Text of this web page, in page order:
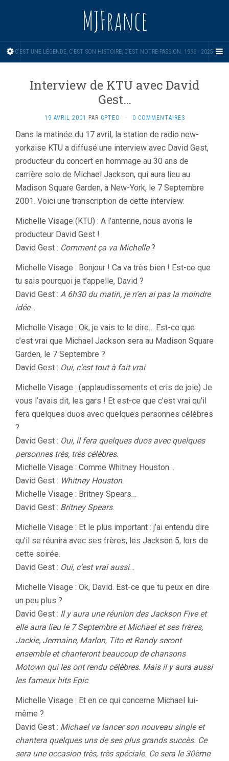
MJFrance
C'EST UNE LÉGENDE, C'EST SON HISTOIRE, C'EST NOTRE PASSION. 1996 - 2025.
Interview de KTU avec David
Gest…
19 AVRIL 2001 PAR CPTEO · 0 COMMENTAIRES
Dans la matinée du 17 avril, la station de radio new-
yorkaise KTU a diffusé une interview avec David Gest,
producteur du concert en hommage au 30 ans de
carrière solo de Michael Jackson, qui aura lieu au
Madison Square Garden, à New-York, le 7 Septembre
2001. Voici une transcription de cette interview:
Michelle Visage (KTU) : A l’antenne, nous avons le
producteur David Gest !
David Gest : Comment ça va Michelle?
Michelle Visage : Bonjour ! Ca va très bien ! Est-ce que
tu sais pourquoi je t’appelle, David ?
David Gest : A 6h30 du matin, je n’en ai pas la moindre
idée…
Michelle Visage : Ok, je vais te le dire… Est-ce que
c’est vrai que Michael Jackson sera au Madison Square
Garden, le 7 Septembre ?
David Gest : Oui, c’est tout à fait vrai.
Michelle Visage : (applaudissements et cris de joie) Je
vous l’avais dit, les gars ! Et est-ce que c’est vrai qu’il
fera quelques duos avec quelques personnes célèbres
?
David Gest : Oui, il fera quelques duos avec quelques
personnes très, très célèbres.
Michelle Visage : Comme Whitney Houston…
David Gest : Whitney Houston.
Michelle Visage : Britney Spears…
David Gest : Britney Spears.
Michelle Visage : Et le plus important : j’ai entendu dire
qu’il se réunira avec ses frères, les Jackson 5, lors de
cette soirée.
David Gest : Oui, c’est vrai aussi…
Michelle Visage : Ok, David. Est-ce que tu peux en dire
un peu plus ?
David Gest : Il y aura une réunion des Jackson Five et
elle aura lieu le 7 Septembre et Michael et ses frères,
Jackie, Jermaine, Marlon, Tito et Randy seront
ensemble et chanteront beaucoup de chansons
Motown qui les ont rendu célèbres. Mais il y aura aussi
les fameux hits Epic.
Michelle Visage : Et en ce qui concerne Michael lui-
même ?
David Gest : Michael va lancer son nouveau single et
chantera quelques uns de ses plus grands succès. Ce
sera une occasion très, très spéciale. Ce sera le 30ème